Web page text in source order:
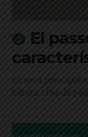
El
La seva principal
hàbitat i l'ús de